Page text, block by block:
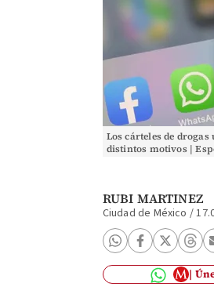
Los cárteles de
distintos motivos |
RUBI MARTINEZ
Ciudad de México /